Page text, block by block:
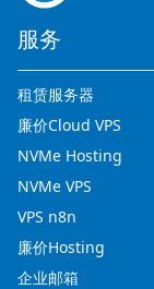
服务
租赁服务器
廉价Cloud VPS
NVMe Hosting
NVMe VPS
VPS n8n
廉价Hosting
企业邮箱